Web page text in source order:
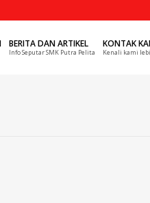
BERITA DAN ARTIKEL
Info Seputar SMK Putra Pelita
KONTAK
Kenali kami